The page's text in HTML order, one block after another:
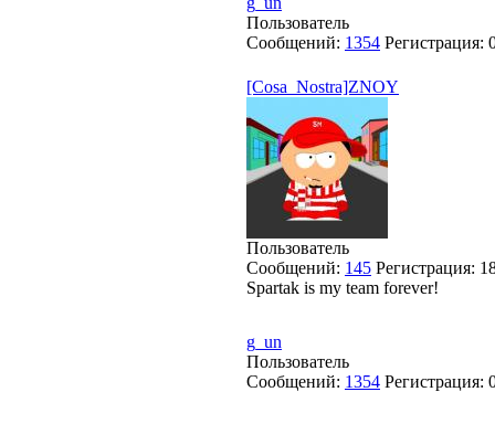
Пользователь
Сообщений: 1354 Регистрация:
[Cosa_Nostra]ZNOY
Пользователь
Сообщений: 145 Регистрация:
Spartak is my team forever!
g_un
Пользователь
Сообщений: 1354 Регистрация: